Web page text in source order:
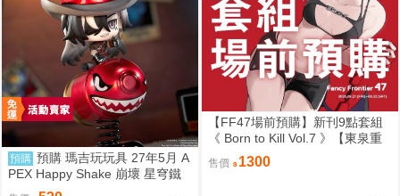
預購 預購 瑪吉玩玩具 27年5月 A
PEX Happy Shake 崩壞 星穹鐵
道 Q版搖搖樂 波提歐 1002
【FF47場前預購】新刊9點套組
《 Born to Kill Vol.7 》【東泉重
工】[ 蔚藍檔案 ブルアカ / 鬼方佳
世子 カヨコ ]
售價 1300